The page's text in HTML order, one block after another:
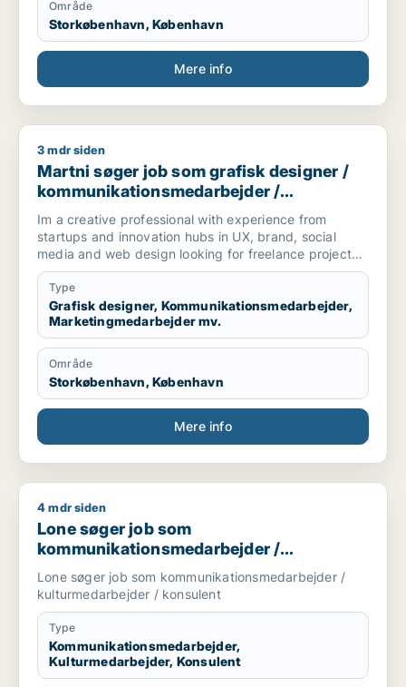
Område
Storkøbenhavn, København
Mere info
Martni søger job som grafisk designer /
3 mdr siden
Martni søger job som grafisk designer /
kommunikationsmedarbejder /
marketingmedarbejder / kreativ
medarbejder / produktspecialist
Im a creative professional with experience from
startups and innovation hubs in UX, brand, social
media and web design looking for freelance projects,
part-time and full-time roles.
[xxxxx]
Type
Grafisk designer, Kommunikationsmedarbejder,
Marketingmedarbejder mv.
Område
Storkøbenhavn, København
Mere info
Lone søger job som kommunikationsmedarbejder /
4 mdr siden
Lone søger job som
kommunikationsmedarbejder /
kulturmedarbejder / konsulent
Lone søger job som kommunikationsmedarbejder /
kulturmedarbejder / konsulent
Type
Kommunikationsmedarbejder,
Kulturmedarbejder, Konsulent